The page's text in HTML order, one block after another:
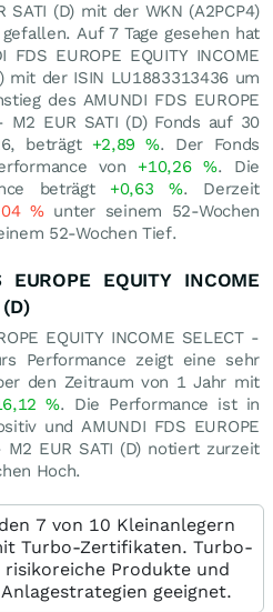
SATI (D) mit der WKN (A2PCP4)
Auf 7 Tage gesehen hat
EUROPE EQUITY INCOME
mit der ISIN LU1883313436 um
des AMUNDI FDS EUROPE
M2 EUR SATI (D) Fonds auf 30
beträgt +2,89%. Der Fonds
von +10,26%. Die
beträgt +0,63%. Derzeit
%unter seinem 52-Wochen
52-Wochen Tief.
EQUITY INCOME
EQUITY INCOME SELECT -
Performance zeigt eine sehr
den Zeitraum von 1 Jahr mit
%. Die Performance ist in
und AMUNDI FDS EUROPE
M2 EUR SATI (D) notiert zurzeit
Hoch.
7 von 10 Kleinanlegern
Turbo-Zertifikaten. Turbo-
Produkte und
geeignet.